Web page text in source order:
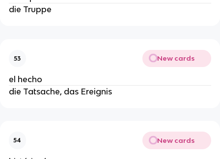
die Truppe
53 New cards
el hecho
die Tatsache, das Ereignis
54 New cards